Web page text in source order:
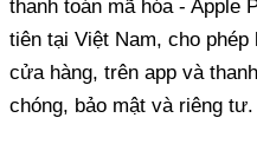
thanh toán mã hóa - Apple
tiên tại Việt Nam, cho phép
cửa hàng, trên app và
chóng, bảo mật và riêng tư.